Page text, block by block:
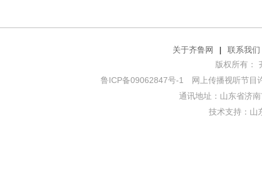
关于齐鲁网 |
联系我们
版权所有：
鲁ICP备09062847号-1 网上传播视听节目
通讯地址：山东省济
技术支持： 山